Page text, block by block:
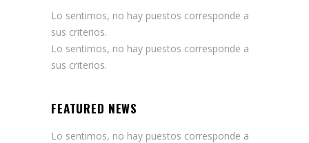
Lo sentimos, no hay puestos corresponde a
sus criterios.
Lo sentimos, no hay puestos corresponde a
sus criterios.
FEATURED NEWS
Lo sentimos, no hay puestos corresponde a